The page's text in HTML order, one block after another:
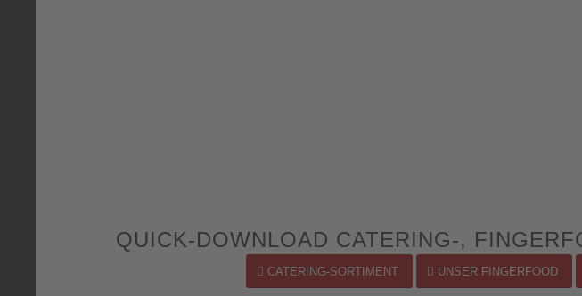
QUICK-DOWNLOAD CATERING-,
CATERING-SORTIMENT UNSER FINGERFOOD